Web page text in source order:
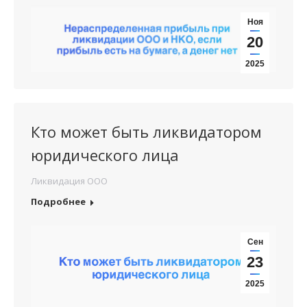
Ноя
20
2025
Кто может быть ликвидатором
юридического лица
Ликвидация ООО
Подробнее
Сен
23
2025